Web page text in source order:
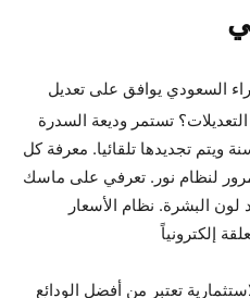
السعودي يوافق على تعديل
تستمر وديعة السدرة
ويتم تجديدها تلقائيا. معرفة كل
لنظام نور. تعرفي على ماسك
لون البشرة. نظام الأسعار
إلكترونياً
تعتبر من أفضل الودائع